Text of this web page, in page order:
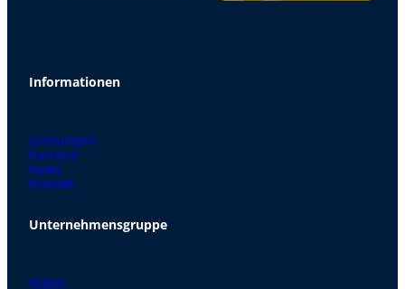
Informationen
Leistungen
Karriere
News
Kontakt
Unternehmensgruppe
Nibler